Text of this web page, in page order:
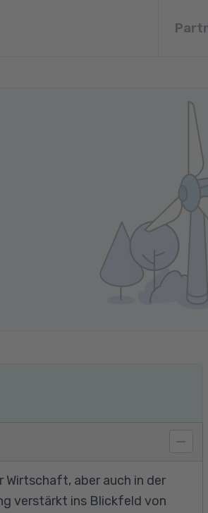
Wirtschaft, aber auch in der
verstärkt ins Blickfeld von